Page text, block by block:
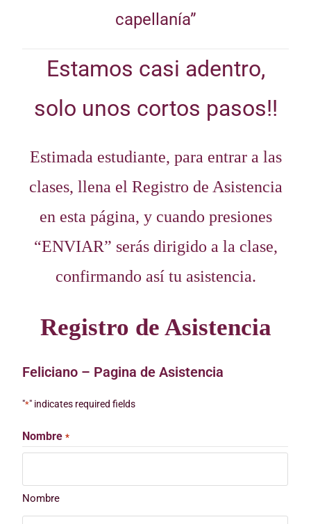
capellanía”
Estamos casi adentro,
solo unos cortos pasos!!
Estimada estudiante, para entrar a las
clases, llena el Registro de Asistencia
en esta página, y cuando presiones
“ENVIAR” serás dirigido a la clase,
confirmando así tu asistencia.
Registro de Asistencia
Feliciano – Pagina de Asistencia
"*" indicates required fields
Nombre *
Nombre